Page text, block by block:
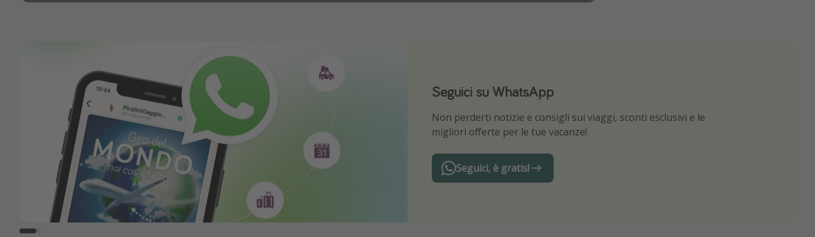
Seguici su WhatsApp
Non perderti notizie e consigli sui viaggi, sconti esclusivi e le
migliori offerte per le tue vacanze!
Seguici, è gratis!
Scarica la nostra App
Sii il primo a conoscere le migliori offerte di viaggio